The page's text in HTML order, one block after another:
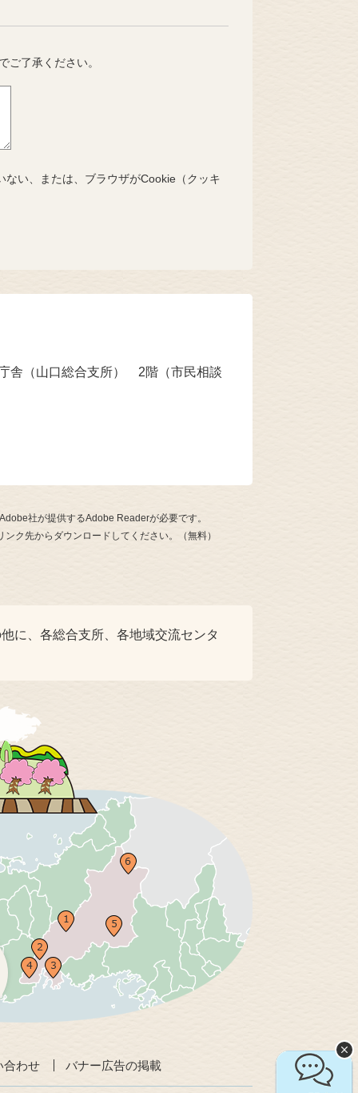
ご了承ください。
い、または、ブラウザがCookie（クッキ
舎（山口総合支所） 2階（市民相談
社が提供するAdobe Readerが必要です。
ク先からダウンロードしてください。（無料）
に、各総合支所、各地域交流センタ
合わせ バナー広告の掲載